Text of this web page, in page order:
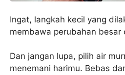
Ingat, langkah kecil yang
membawa perubahan besar
Dan jangan lupa, pilih air
menemani harimu. Bebas